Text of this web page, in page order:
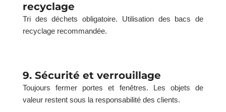
recyclage
Tri des déchets obligatoire. Utilisation des bacs de
recyclage recommandée.
9. Sécurité et verrouillage
Toujours fermer portes et fenêtres. Les objets de
valeur restent sous la responsabilité des clients.